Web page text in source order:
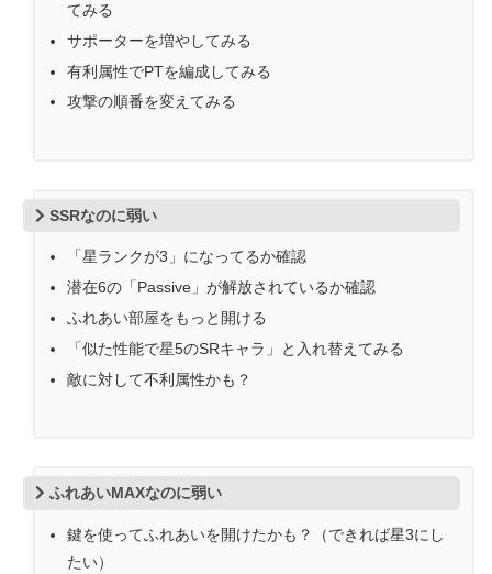
てみる
サポーターを増やしてみる
有利属性でPTを編成してみる
攻撃の順番を変えてみる
SSRなのに弱い
「星ランクが3」になってるか確認
潜在6の「Passive」が解放されているか確認
ふれあい部屋をもっと開ける
「似た性能で星5のSRキャラ」と入れ替えてみる
敵に対して不利属性かも？
ふれあいMAXなのに弱い
鍵を使ってふれあいを開けたかも？（できれば星3にし
たい）